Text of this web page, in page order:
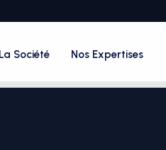
La Société Nos Expertises